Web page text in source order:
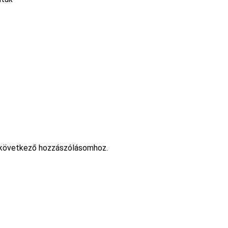
hozzászólásomhoz.